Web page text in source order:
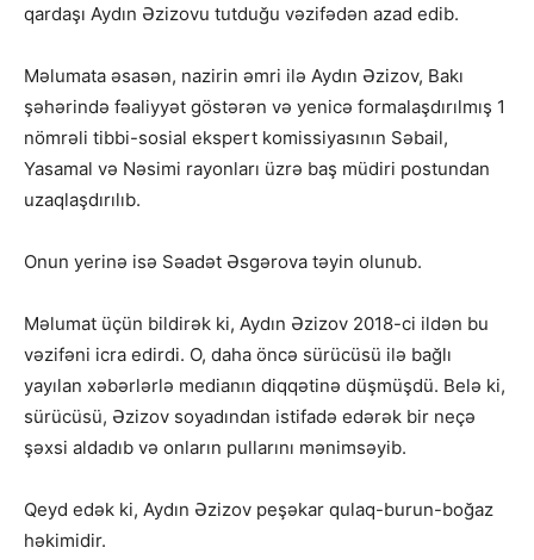
qardaşı Aydın Əzizovu tutduğu vəzifədən azad edib.
Məlumata əsasən, nazirin əmri ilə Aydın Əzizov, Bakı
şəhərində fəaliyyət göstərən və yenicə formalaşdırılmış 1
nömrəli tibbi-sosial ekspert komissiyasının Səbail,
Yasamal və Nəsimi rayonları üzrə baş müdiri postundan
uzaqlaşdırılıb.
Onun yerinə isə Səadət Əsgərova təyin olunub.
Məlumat üçün bildirək ki, Aydın Əzizov 2018-ci ildən bu
vəzifəni icra edirdi. O, daha öncə sürücüsü ilə bağlı
yayılan xəbərlərlə medianın diqqətinə düşmüşdü. Belə ki,
sürücüsü, Əzizov soyadından istifadə edərək bir neçə
şəxsi aldadıb və onların pullarını mənimsəyib.
Qeyd edək ki, Aydın Əzizov peşəkar qulaq-burun-boğaz
həkimidir.